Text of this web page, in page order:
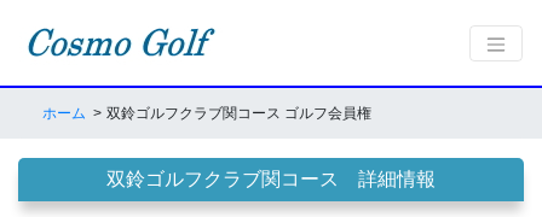
ホーム 双鈴ゴルフクラブ関コース ゴルフ会員権
双鈴ゴルフクラブ関コース 詳細情報